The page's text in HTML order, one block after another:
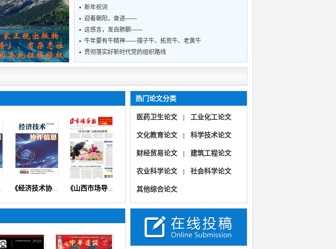
新年祝词
迎着朝阳，奋进——
这感言，发自肺腑——
牛年要有牛精神——孺子牛、拓荒牛、老黄牛
贯彻落实好新时代党的组织路线
《经济技术协作信息》 《山西市场导报》（思政党建教育教学财会经济医学健康科普） 《山西市场导报》
热门论文分类
医药卫生论文 工业化工论文
文化教育论文 科学技术论文
财经贸易论文 建筑工程论文
农业科学论文 社会科学论文
其他综合论文